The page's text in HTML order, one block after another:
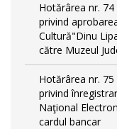
Hotărârea nr.
privind
Cultură"Dinu
către Muzeul
Hotărârea nr.
privind
Naţional
cardul bancar